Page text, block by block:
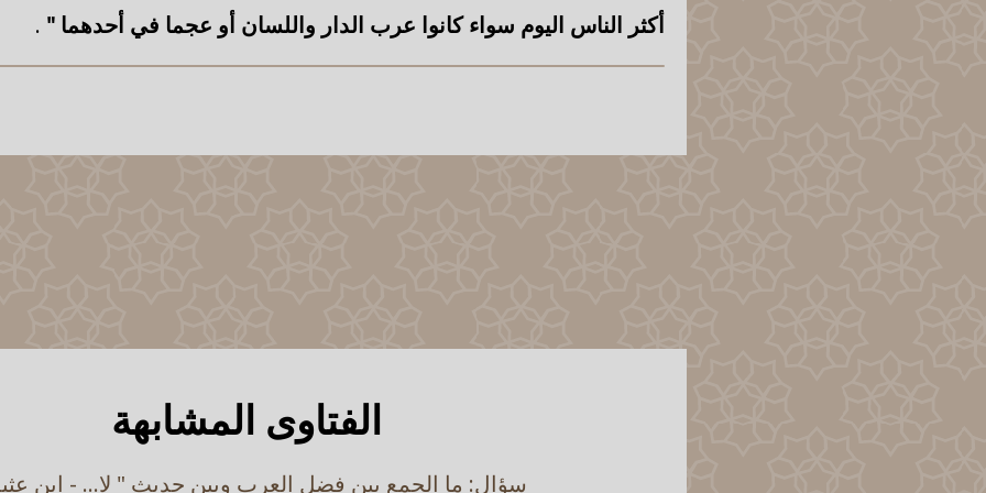
أكثر الناس اليوم سواء كانوا عرب الدار واللسان أو عجما في أحدهما " .
الفتاوى المشابهة
سؤال: ما الجمع بين فضل العرب وبين حديث " لا... - ابن